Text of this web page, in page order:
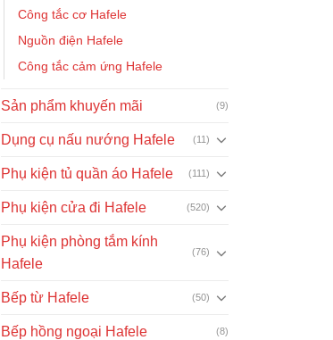
Công tắc cơ Hafele
Nguồn điện Hafele
Công tắc cảm ứng Hafele
Sản phẩm khuyến mãi (9)
Dụng cụ nấu nướng Hafele (11)
Phụ kiện tủ quần áo Hafele (111)
Phụ kiện cửa đi Hafele (520)
Phụ kiện phòng tắm kính
Hafele
(76)
Bếp từ Hafele (50)
Bếp hồng ngoại Hafele (8)